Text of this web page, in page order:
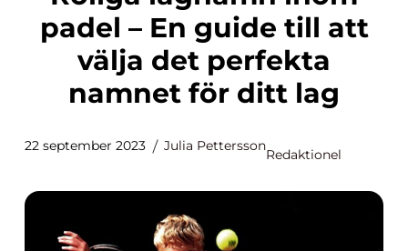
padel – En guide till att
välja det perfekta
namnet för ditt lag
22 september 2023 Julia Pettersson
Redaktionel